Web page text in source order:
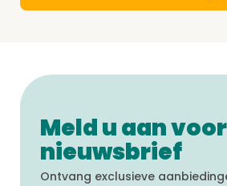
Meld u aan
nieuwsbrief
Ontvang exclusieve